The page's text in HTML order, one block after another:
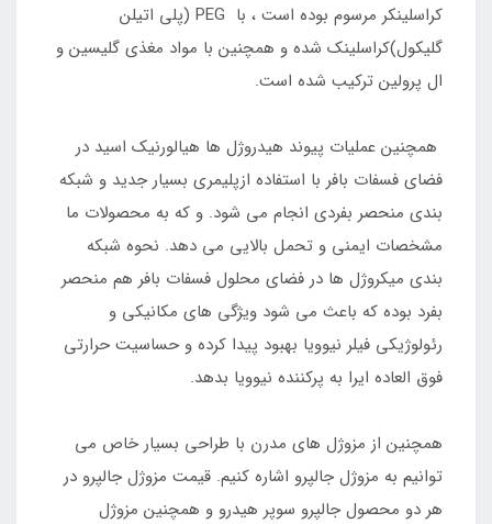
کراسلینکر مرسوم بوده است ، با PEG (پلی اتیلن
گلیکول)کراسلینک شده و همچنین با مواد مغذی گلیسین و
ال پرولین ترکیب شده است.
همچنین عملیات پیوند هیدروژل ها هیالورنیک اسید در
فضای فسفات بافر با استفاده ازپلیمری بسیار جدید و شبکه
بندی منحصر بفردی انجام می شود. و که به محصولات ما
مشخصات ایمنی و تحمل بالایی می دهد. نحوه شبکه
بندی میکروژل ها در فضای محلول فسفات بافر هم منحصر
بفرد بوده که باعث می شود ویژگی های مکانیکی و
رئولوژیکی فیلر نیوویا بهبود پیدا کرده و حساسیت حرارتی
فوق العاده ایرا به پرکننده نیوویا بدهد.
همچنین از مزوژل های مدرن با طراحی بسیار خاص می
توانیم به مزوژل جالپرو اشاره کنیم. قیمت مزوژل جالپرو در
هر دو محصول جالپرو سوپر هیدرو و همچنین مزوژل